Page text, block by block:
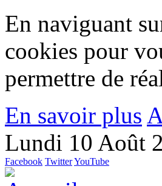
En naviguant
cookies pour
permettre de
En savoir plus
Lundi 10 Août
Facebook TwitterYouTube